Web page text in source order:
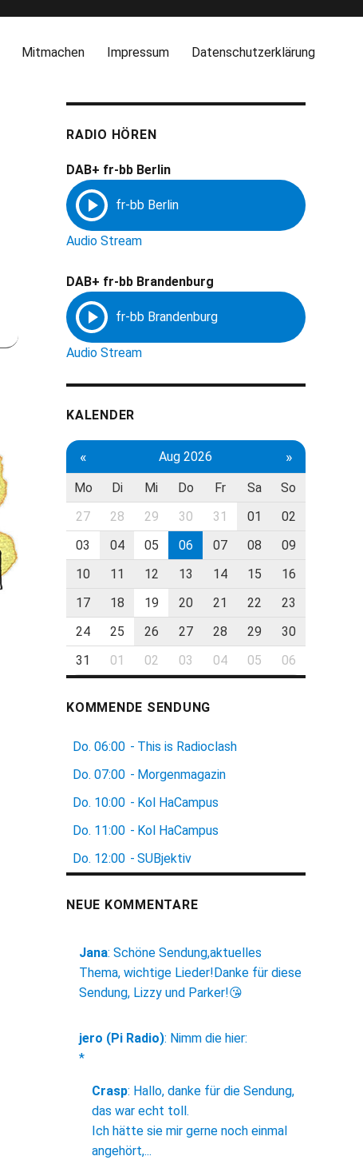
Mitmachen Impressum Datenschutzerklärung
RADIO HÖREN
DAB+ fr-bb Berlin
Audio Stream
DAB+ fr-bb Brandenburg
Audio Stream
KALENDER
« Aug 2026 »
Mo Di Mi Do Fr Sa
So
27
28 29 30 31 01
02
03
04 05 06 07 08
09
10
11 12 13 14 15
16
17
18 19 20 21 22
23
24
25 26 27 28 29
30
31
01 02 03 04 05 06
KOMMENDE SENDUNG
Do. 06:00 - This is Radioclash
Do. 07:00 - Morgenmagazin
Do. 10:00 - Kol HaCampus
Do. 11:00 - Kol HaCampus
Do. 12:00 - SUBjektiv
NEUE KOMMENTARE
Jana: Schöne Sendung,aktuelles
Thema, wichtige Lieder!Danke für diese
Sendung, Lizzy und Parker!😘
jero (Pi Radio): Nimm die hier:
*
Crasp: Hallo, danke für die Sendung,
das war echt toll.
Ich hätte sie mir gerne noch einmal
angehört,...